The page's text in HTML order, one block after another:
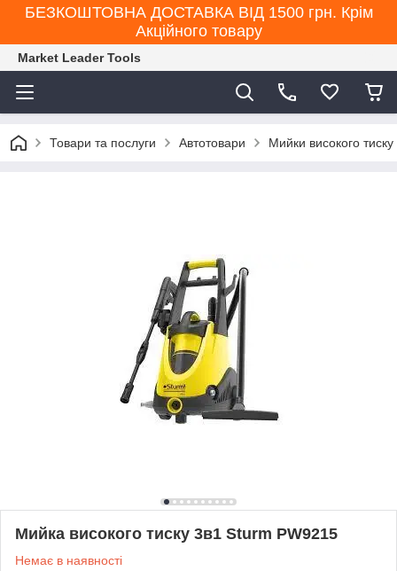
БЕЗКОШТОВНА ДОСТАВКА ВІД 1500 грн. Крім
Акційного товару
Market Leader Tools
Товари та послуги Автотовари Мийки високого тиску
Мийка високого тиску 3в1 Sturm PW9215
Немає в наявності